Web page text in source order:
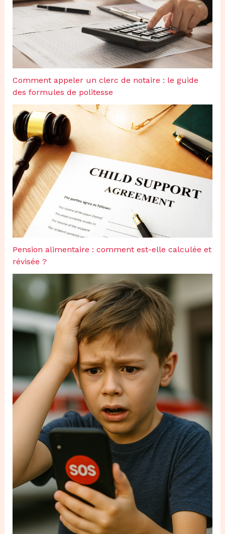
Comment appeler un clerc de notaire : le guide
des formules de politesse
Pension alimentaire : comment est-elle calculée et
révisée ?